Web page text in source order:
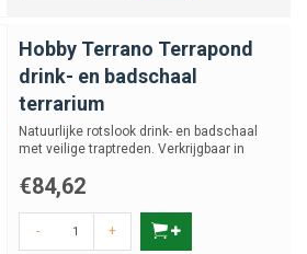
Hobby Terrano Terrapond
drink- en badschaal
terrarium
Natuurlijke rotslook drink- en badschaal
met veilige traptreden. Verkrijgbaar in
€84,62
- +